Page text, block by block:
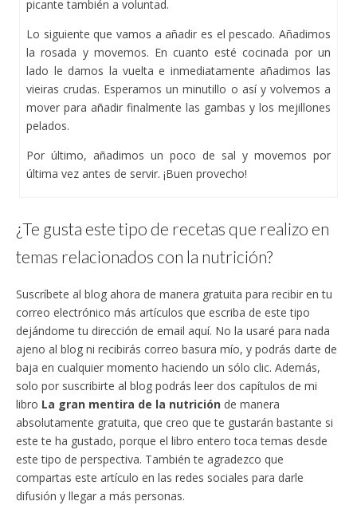
picante también a voluntad.
Lo siguiente que vamos a añadir es el pescado. Añadimos
la rosada y movemos. En cuanto esté cocinada por un
lado le damos la vuelta e inmediatamente añadimos las
vieiras crudas. Esperamos un minutillo o así y volvemos a
mover para añadir finalmente las gambas y los mejillones
pelados.
Por último, añadimos un poco de sal y movemos por
última vez antes de servir. ¡Buen provecho!
¿Te gusta este tipo de recetas que realizo en
temas relacionados con la nutrición?
Suscríbete al blog ahora de manera gratuita para recibir en tu
correo electrónico más artículos que escriba de este tipo
dejándome tu dirección de email aquí. No la usaré para nada
ajeno al blog ni recibirás correo basura mío, y podrás darte de
baja en cualquier momento haciendo un sólo clic. Además,
solo por suscribirte al blog podrás leer dos capítulos de mi
libro La gran mentira de la nutrición de manera
absolutamente gratuita, que creo que te gustarán bastante si
este te ha gustado, porque el libro entero toca temas desde
este tipo de perspectiva. También te agradezco que
compartas este artículo en las redes sociales para darle
difusión y llegar a más personas.